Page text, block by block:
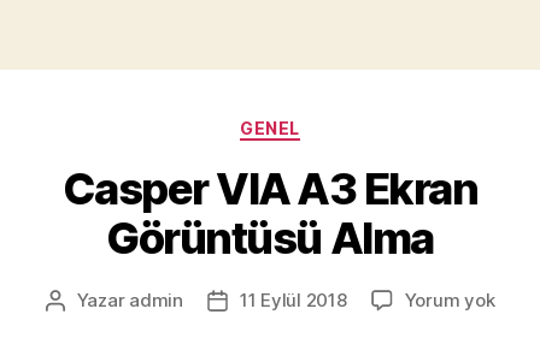
Kategoriler
GENEL
Casper VIA A3 Ekran
Görüntüsü Alma
Yazının
Yazar admin
Yazı11 Eylül 2018 Yorum yok